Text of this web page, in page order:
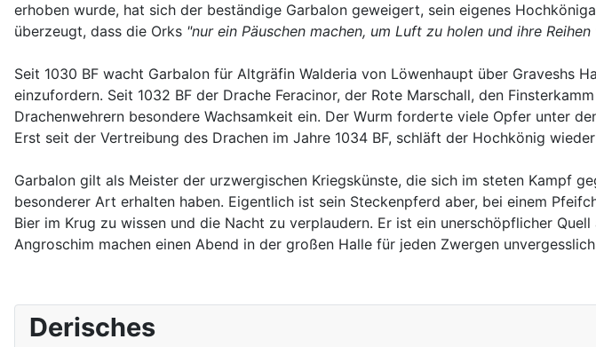
Derisches
erhoben wurde, hat sich der beständige Garbalon geweigert, sein eigenes
überzeugt, dass die Orks "nur ein Päuschen machen, um Luft zu holen und ihre
Seit 1030 BF wacht Garbalon für Altgräfin Walderia von Löwenhaupt über Graveshs
einzufordern. Seit 1032 BF der Drache Feracinor, der Rote Marschall, den
Drachenwehrern besondere Wachsamkeit ein. Der Wurm forderte viele Opfer unter
Erst seit der Vertreibung des Drachen im Jahre 1034 BF, schläft der Hochkönig
Garbalon gilt als Meister der urzwergischen Kriegskünste, die sich im steten Kampf
besonderer Art erhalten haben. Eigentlich ist sein Steckenpferd aber, bei einem
Bier im Krug zu wissen und die Nacht zu verplaudern. Er ist ein unerschöpflicher
Angroschim machen einen Abend in der großen Halle für jeden Zwergen